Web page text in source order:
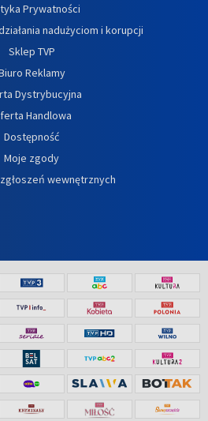
Prywatności
nadużyciom i korupcji
Sklep TVP
Reklamy
Dystrybucyjna
Handlowa
Dostępność
Moje zgody
wewnętrznych